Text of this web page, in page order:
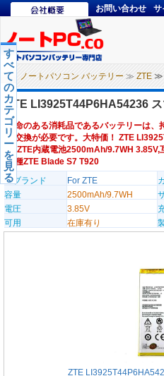
お問い合わせ サ
ノートパソコン バッテリー ≫ ZTE ≫
す
べ
て
の
カ
テ
ゴ
リ
ー
を
見
る
ZTE LI3925T44P6HA54236
寿命のある消耗品であるバッテリーは、
ー交換が必要です。大特価！ ZTE
ー,ZTE内蔵電池2500mAh/9.7WH
機種ZTE Blade S7 T920
のブランド
For ZTE
容量
2500mAh/9.7WH
電圧
3.85V
可用
在庫有り
ZTE